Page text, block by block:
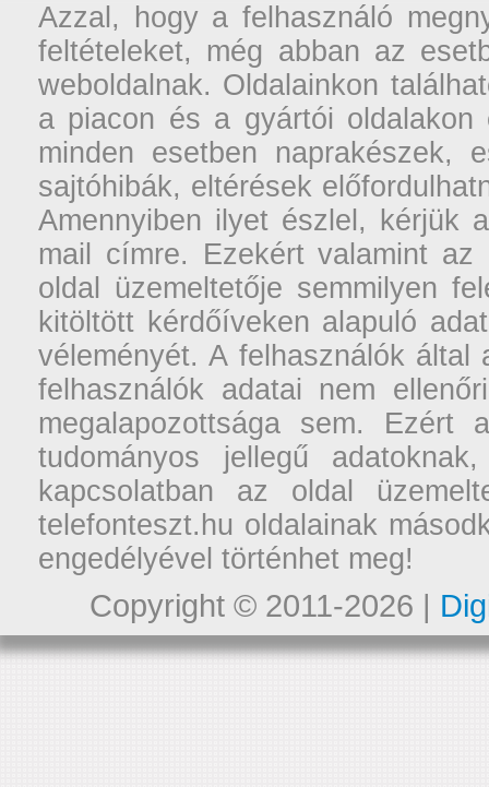
Azzal, hogy a felhasználó
feltételeket, még abban az
weboldalnak. Oldalainkon
a piacon és a gyártói oldalakon
minden esetben naprakészek,
sajtóhibák, eltérések
Amennyiben ilyet észlel, kérjük
mail címre. Ezekért valamint
oldal üzemeltetője semmilyen
kitöltött kérdőíveken alapuló
véleményét. A felhasználók
felhasználók adatai nem
megalapozottsága sem. Ezért
tudományos jellegű
kapcsolatban az oldal
telefonteszt.hu oldalainak
engedélyével történhet meg!
Copyright © 2011-2026 |